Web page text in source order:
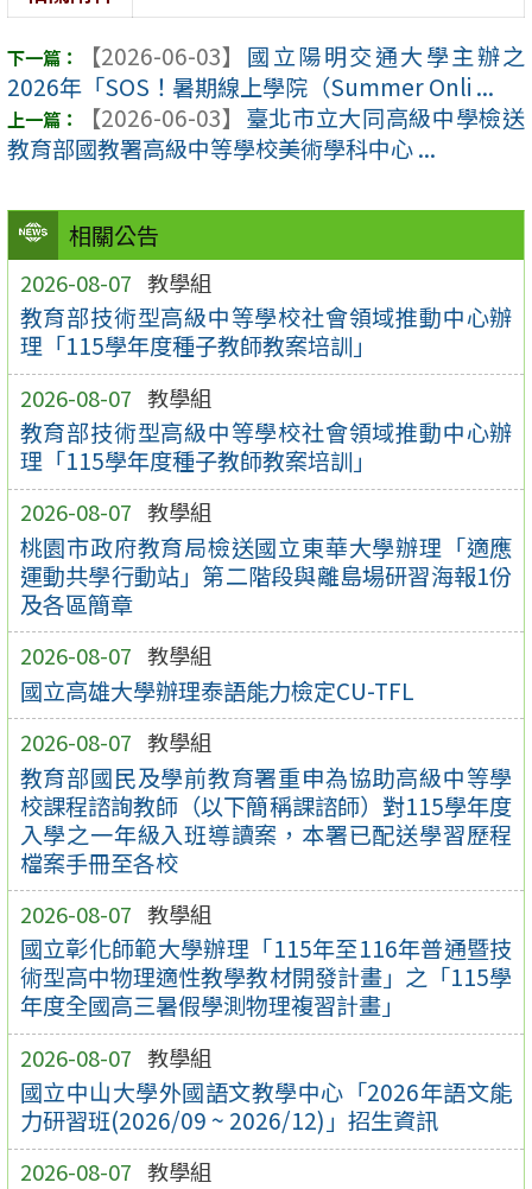
相關公告
2026-08-07 教學組
教育部技術型高級中等學校社會領域推動中心辦
理「115學年度種子教師教案培訓」
2026-08-07 教學組
教育部技術型高級中等學校社會領域推動中心辦
理「115學年度種子教師教案培訓」
2026-08-07 教學組
桃園市政府教育局檢送國立東華大學辦理「適應
運動共學行動站」第二階段與離島場研習海報1份
及各區簡章
2026-08-07 教學組
國立高雄大學辦理泰語能力檢定CU-TFL
2026-08-07 教學組
教育部國民及學前教育署重申為協助高級中等學
校課程諮詢教師（以下簡稱課諮師）對115學年度
入學之一年級入班導讀案，本署已配送學習歷程
檔案手冊至各校
2026-08-07 教學組
國立彰化師範大學辦理「115年至116年普通暨技
術型高中物理適性教學教材開發計畫」之「115學
年度全國高三暑假學測物理複習計畫」
2026-08-07 教學組
國立中山大學外國語文教學中心「2026年語文能
力研習班(2026/09 ~ 2026/12)」招生資訊
2026-08-07 教學組
【2026-06-03】 國立陽明交通大學主辦之
2026年「SOS！暑期線上學院（Summer Onli ...
【2026-06-03】 臺北市立大同高級中學檢送
教育部國教署高級中等學校美術學科中心 ...